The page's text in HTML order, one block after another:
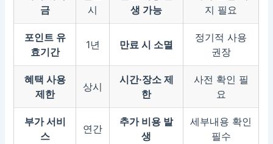
금
시
생 가능
지 필요
포인트 유
효기간
1년 만료 시 소멸
정기적 사용
권장
혜택 사용
제한
상시
시간·장소 제
한
사전 확인 필
요
부가 서비
스
연간
추가 비용 발
생
세부내용 확인
필수